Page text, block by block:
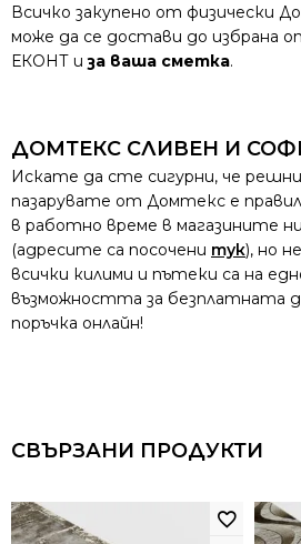
Всичко закупено от физически
може да се достави до избрана
ЕКОНТ иза ваша сметка.
ДОМТЕКС СЛИВЕН И
Искате да сте сигурни, че
пазарувате от Домтекс е
в работно време в магазините
(адресите са посочени тук), но
всички килими и пътеки са на
възможността за безплатната
поръчка онлайн!
СВЪРЗАНИ ПРОДУКТИ